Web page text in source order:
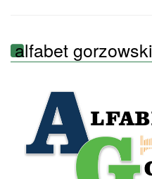
alfabet gorzowski